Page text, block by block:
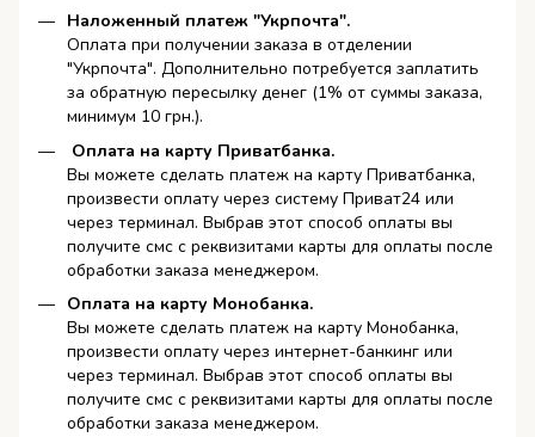
Наложенный платеж "Укрпочта".
Оплата при получении заказа в отделении
"Укрпочта". Дополнительно потребуется заплатить
за обратную пересылку денег (1% от суммы заказа,
минимум 10 грн.).
Оплата на карту Приватбанка.
Вы можете сделать платеж на карту Приватбанка,
произвести оплату через систему Приват24 или
через терминал. Выбрав этот способ оплаты вы
получите смс с реквизитами карты для оплаты после
обработки заказа менеджером.
Оплата на карту Монобанка.
Вы можете сделать платеж на карту Монобанка,
произвести оплату через интернет-банкинг или
через терминал. Выбрав этот способ оплаты вы
получите смс с реквизитами карты для оплаты после
обработки заказа менеджером.